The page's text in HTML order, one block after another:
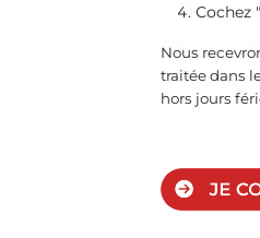
Cochez "
Nous
traitée dans
hors jours